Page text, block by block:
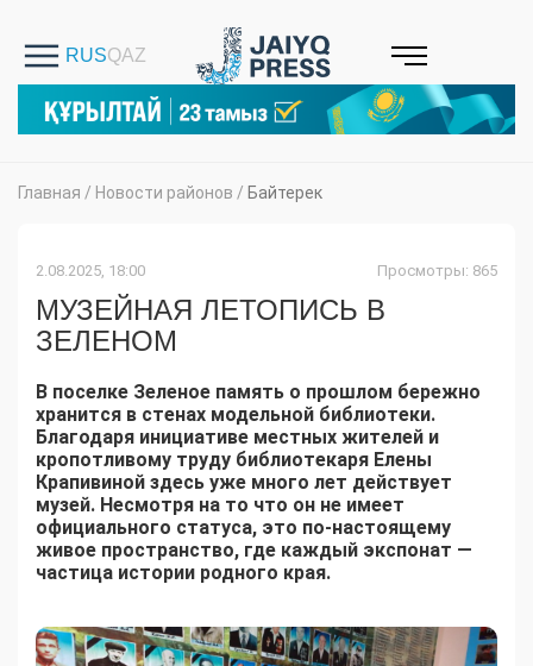
Главная / Новости районов / Байтерек
2.08.2025, 18:00 Просмотры: 865
МУЗЕЙНАЯ ЛЕТОПИСЬ В
ЗЕЛЕНОМ
В поселке Зеленое память о прошлом бережно
хранится в стенах модельной библиотеки.
Благодаря инициативе местных жителей и
кропотливому труду библиотекаря Елены
Крапивиной здесь уже много лет действует
музей. Несмотря на то что он не имеет
официального статуса, это по-настоящему
живое пространство, где каждый экспонат —
частица истории родного края.